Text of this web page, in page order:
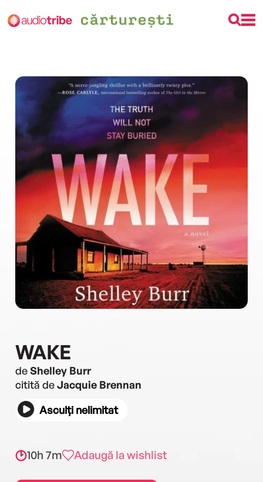
WAKE
deShelley Burr
citită deJacquie Brennan
Asculți nelimitat
10h 7m Adaugă la wishlist